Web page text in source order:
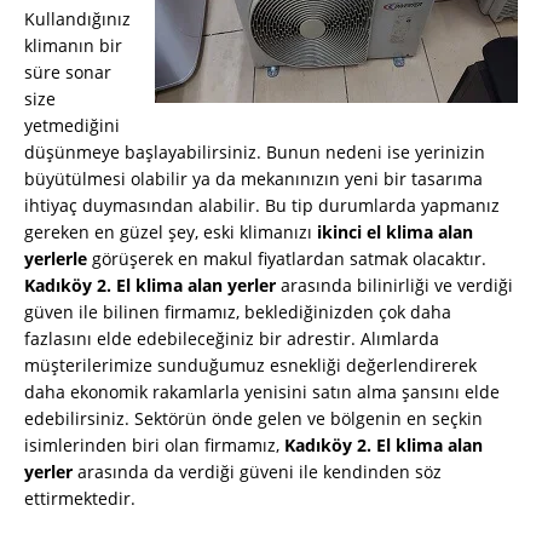
Kullandığınız
klimanın bir
süre sonar
size
yetmediğini
düşünmeye başlayabilirsiniz. Bunun nedeni ise yerinizin
büyütülmesi olabilir ya da mekanınızın yeni bir tasarıma
ihtiyaç duymasından alabilir. Bu tip durumlarda yapmanız
gereken en güzel şey, eski klimanızı ikinci el klima alan
yerlerle görüşerek en makul fiyatlardan satmak olacaktır.
Kadıköy 2. El klima alan yerler arasında bilinirliği ve verdiği
güven ile bilinen firmamız, beklediğinizden çok daha
fazlasını elde edebileceğiniz bir adrestir. Alımlarda
müşterilerimize sunduğumuz esnekliği değerlendirerek
daha ekonomik rakamlarla yenisini satın alma şansını elde
edebilirsiniz. Sektörün önde gelen ve bölgenin en seçkin
isimlerinden biri olan firmamız, Kadıköy 2. El klima alan
yerler arasında da verdiği güveni ile kendinden söz
ettirmektedir.